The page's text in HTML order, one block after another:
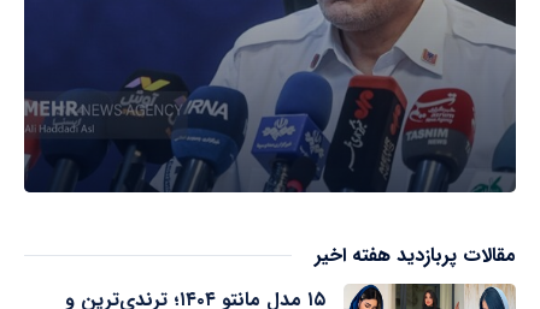
مقالات پربازدید هفته اخیر
۱۵ مدل مانتو ۱۴۰۴؛ ترندی‌ترین و